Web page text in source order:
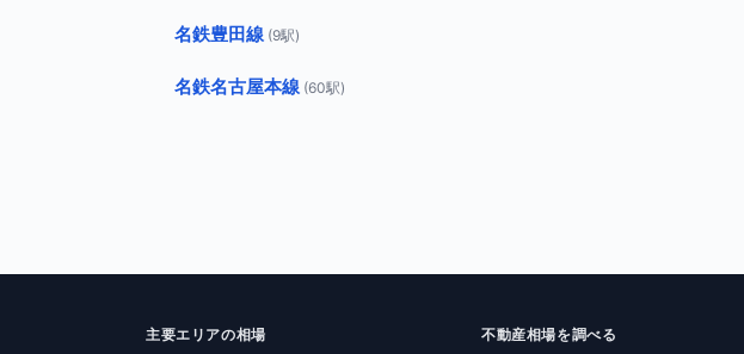
名鉄豊田線 (9駅)
名鉄名古屋本線 (60駅)
主要エリアの相場 不動産相場を調べる